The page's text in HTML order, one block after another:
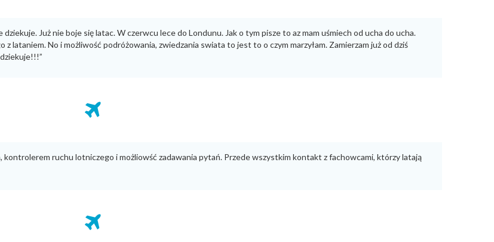
Już nie boje się latac. W czerwcu lece do Londunu. Jak o tym pisze to az mam uśmiech od ucha do ucha.
lataniem. No i możliwość podróżowania, zwiedzania swiata to jest to o czym marzyłam. Zamierzam już od dziś
kontrolerem ruchu lotniczego i możliowść zadawania pytań. Przede wszystkim kontakt z fachowcami, którzy latają